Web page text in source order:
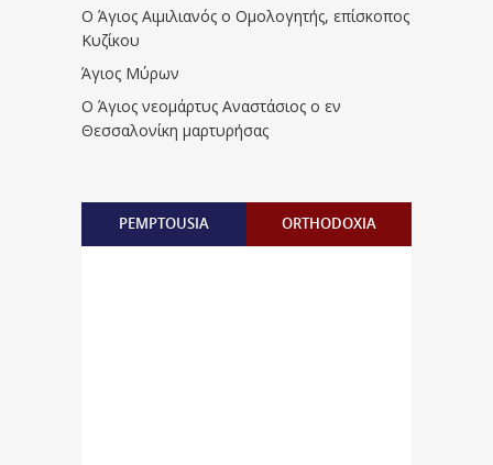
Ο Άγιος Αιμιλιανός ο Ομολογητής, επίσκοπος
Κυζίκου
Άγιος Μύρων
Ο Άγιος νεομάρτυς Αναστάσιος ο εν
Θεσσαλονίκη μαρτυρήσας
PEMPTOUSIA ORTHODOXIA